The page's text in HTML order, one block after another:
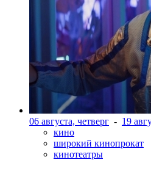
06 августа, четверг - 19
кино
широкий кинопрокат
кинотеатры